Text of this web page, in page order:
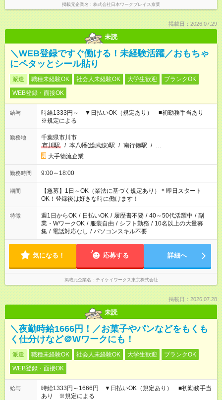
掲載元企業名 株式会社日本ワークプレイス京葉
掲載日：2026.07.29
未読
＼WEB登録ですぐ働ける！未経験活躍／おもちゃ
にペタッとシール貼り
派遣 職種未経験OK 社会人未経験OK 大学生歓迎
ブランクOK
WEB登録・面接OK
給与
時給1333円～ ▼日払いOK（規定あり） ■初勤務手当あり
※規定による
勤務地
千葉県市川市
市川駅
/ 本八幡(総武線)駅 / 南行徳駅 / …
大手物流企業
勤務時間 9:00～18:00
期間
【急募】1日～OK（業法に基づく規定あり）＊即日スタート
OK！登録後は好きな時に働けます！
特徴 週1日からOK / 日払いOK / 履歴書不要 / 40～50代活躍中 / 副
業・WワークOK / 服装自由 / シフト勤務 / 10名以上の大量募
集 / 電話対応なし / パソコンスキル不要
気になる！ 応募する 詳細へ
掲載元企業名 テイケイワークス東京株式会社
掲載日：2026.07.28
未読
＼夜勤時給1666円！／お菓子やパンなどをもくも
く仕分けなど＠Wワークにも！
派遣 職種未経験OK 社会人未経験OK 大学生歓迎
ブランクOK
WEB登録・面接OK
給与
時給1333円～1666円 ▼日払いOK（規定あり） ■初勤務手当
あり ※規定による